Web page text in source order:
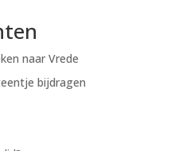
naar Vrede
bijdragen